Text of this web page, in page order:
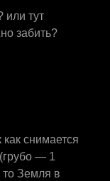
или тут
забить?
снимается
— 1
Земля в